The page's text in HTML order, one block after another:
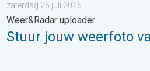
zaterdag 25 juli 2026
Weer&Radar uploader
Stuur jouw weerfoto